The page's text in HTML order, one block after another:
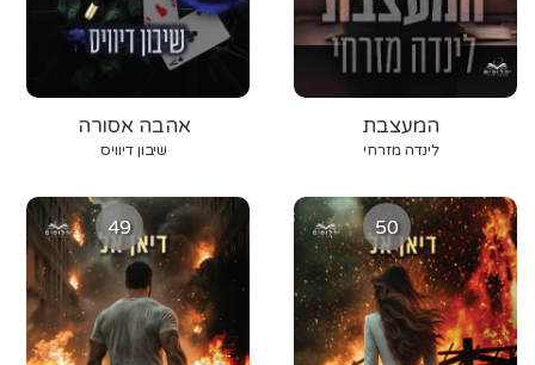
אהבה אסורה
שיבון דיוויס
המעצבת
לינדה מזרחי
49 50